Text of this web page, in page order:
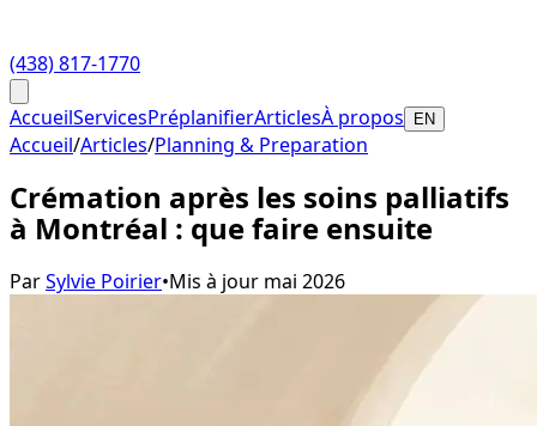
(438) 817-1770
AccueilServicesPréplanifierArticlesÀ propos EN
Accueil/Articles/Planning & Preparation
Crémation après les soins palliatifs
à Montréal : que faire ensuite
ParSylvie Poirier•Mis à jour mai 2026